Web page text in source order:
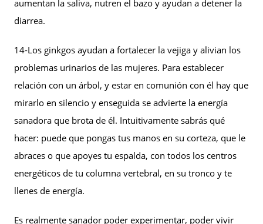
aumentan la saliva, nutren el bazo y ayudan a detener la
diarrea.
14-Los ginkgos ayudan a fortalecer la vejiga y alivian los
problemas urinarios de las mujeres. Para establecer
relación con un árbol, y estar en comunión con él hay que
mirarlo en silencio y enseguida se advierte la energía
sanadora que brota de él. Intuitivamente sabrás qué
hacer: puede que pongas tus manos en su corteza, que le
abraces o que apoyes tu espalda, con todos los centros
energéticos de tu columna vertebral, en su tronco y te
llenes de energía.
Es realmente sanador poder experimentar, poder vivir